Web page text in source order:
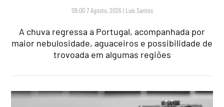
09:00 7 Agosto, 2026 | Luís Santos
A chuva regressa a Portugal, acompanhada por
maior nebulosidade, aguaceiros e possibilidade de
trovoada em algumas regiões